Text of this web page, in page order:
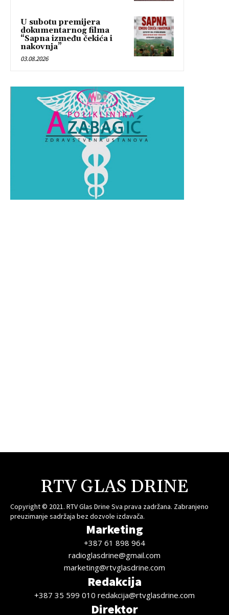
U subotu premijera
dokumentarnog filma
“Sapna između čekića i
nakovnja”
03.08.2026
RTV GLAS DRINE
Copyright © 2021. RTV Glas Drine Sva prava zadržana. Zabranjeno
preuzimanje sadržaja bez dozvole izdavača.
Marketing
+387 61 898 964
radioglasdrine@gmail.com
marketing@rtvglasdrine.com
Redakcija
+387 35 599 010 redakcija@rtvglasdrine.com
Direktor